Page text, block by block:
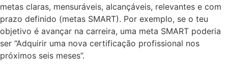
metas claras, mensuráveis, alcançáveis, relevantes e com
prazo definido (metas SMART). Por exemplo, se o teu
objetivo é avançar na carreira, uma meta SMART poderia
ser “Adquirir uma nova certificação profissional nos
próximos seis meses”.